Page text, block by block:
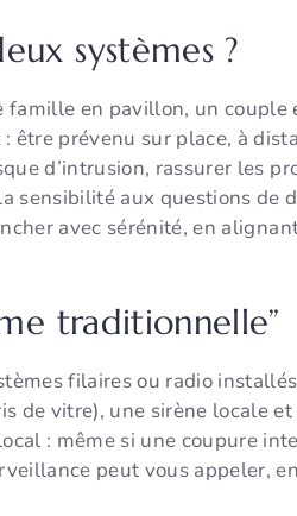
systèmes ?
famille en pavillon, un
être prévenu sur place, à
d’intrusion, rassurer les
sensibilité aux questions de
avec sérénité, en
traditionnelle”
filaires ou radio
de vitre), une sirène locale
: même si une coupure
peut vous appeler,